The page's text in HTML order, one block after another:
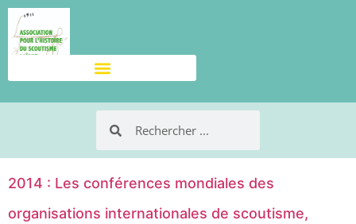
2014 : Les conférences mondiales des
organisations internationales de scoutisme,